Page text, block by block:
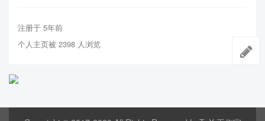
注册于 5年前
个人主页被 2398 人浏览